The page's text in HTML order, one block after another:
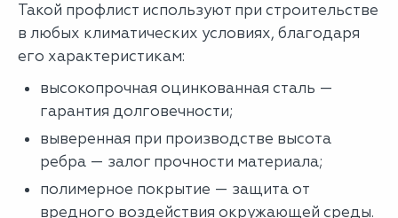
Такой профлист используют при строительстве
в любых климатических условиях, благодаря
его характеристикам:
высокопрочная оцинкованная сталь —
гарантия долговечности;
выверенная при производстве высота
ребра — залог прочности материала;
полимерное покрытие — защита от
вредного воздействия окружающей среды.